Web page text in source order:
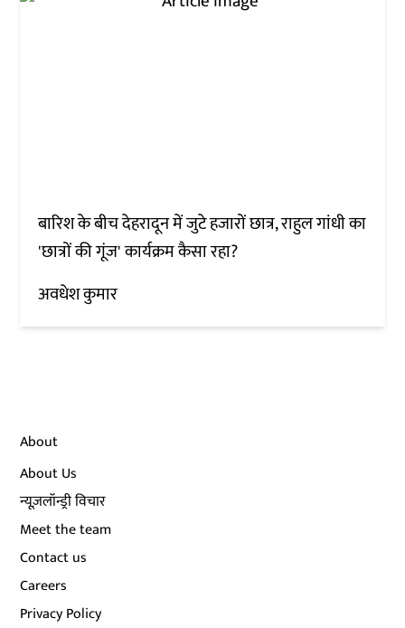
बारिश के बीच देहरादून में जुटे हजारों छात्र, राहुल गांधी का
'छात्रों की गूंज' कार्यक्रम कैसा रहा?
अवधेश कुमार
About
About Us
न्यूज़लॉन्ड्री विचार
Meet the team
Contact us
Careers
Privacy Policy